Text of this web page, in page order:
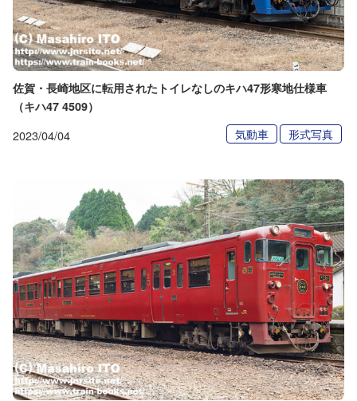
佐賀・長崎地区に転用されたトイレなしのキハ47形寒地仕様車
（キハ47 4509）
2023/04/04 気動車 形式写真